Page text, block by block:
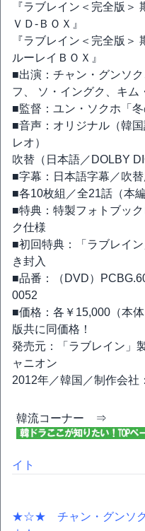
『ラブレイン＜完全版＞
ＶＤ-ＢＯＸ』
『ラブレイン＜完全版＞
ルーレイＢＯＸ』
■出演：チャン・グンソ
フ、 ソ・イングク、キム
■監督：ユン・ソクホ「冬
■音声：オリジナル（韓
レオ）
吹替（日本語／DOLBY
■字幕：日本語字幕／吹
■各10枚組／全21話（本
■特典：特製フォトブッ
ク仕様
■初回特典：「ラブレイ
き封入
■品番：（DVD）
0052
■価格：各￥15,000（本
版共に同価格！
発売元：「ラブレイン」
ャニオン
2012年／韓国／制作会社
韓流コーナー ⇒
イト
★☆★ チャン・グンソ